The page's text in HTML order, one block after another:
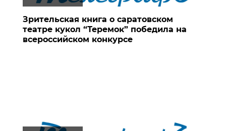
Зрительская книга о саратовском
театре кукол “Теремок” победила на
всероссийском конкурсе